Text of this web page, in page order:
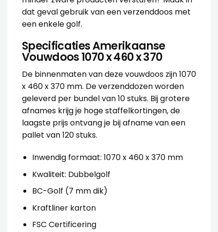
dat geval gebruik van een verzenddoos met
eenenkele golf.
Specificaties Amerikaanse
Vouwdoos 1070 x 460 x 370
De binnenmaten van deze vouwdoos zijn 1070
x 460 x 370 mm. De verzenddozen worden
geleverd per bundel van 10 stuks. Bij grotere
afnames krijg je hoge staffelkortingen, de
laagste prijs ontvang je bij afname van een
pallet van 120 stuks.
Inwendig formaat: 1070 x 460 x 370 mm
Kwaliteit: Dubbelgolf
BC-Golf (7 mm dik)
Kraftliner karton
FSC Certificering